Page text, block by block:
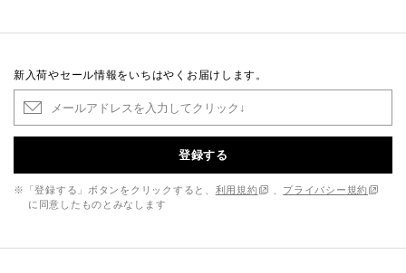
新入荷やセール情報をいちはやくお届けします。
登録する
※「登録する」ボタンをクリックすると、 利用規約
プライバシー規約
に同意したものとみなします